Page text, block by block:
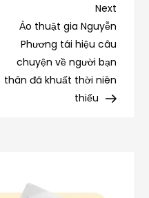
Next
Post
Next
Ảo thuật gia Nguyễn
Phương tái hiệu câu
chuyện về người bạn
thân đã khuất thời niên
thiếu